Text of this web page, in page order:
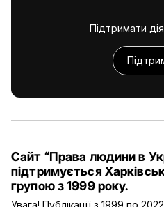
Підтримати
Сайт “Права людини в
підтримується
групою з 1999 року.
Увага! Публікації з 1999 по